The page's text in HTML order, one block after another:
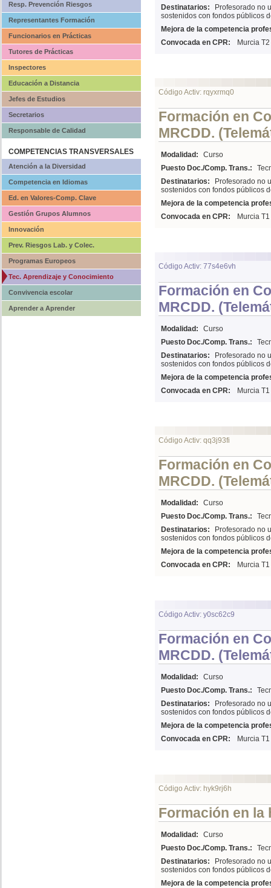
Resp. Prevención Riesgos
Representantes Formación
Funcionarios en Prácticas
Tutores de Prácticas
Inspectores
Educación a Distancia
Jefes de Estudios
Secretarios
Responsable de Calidad
COMPETENCIAS TRANSVERSALES
Atención a la Diversidad
Competencia en Idiomas
Ed. en Valores-Comp. Clave
Gestión Grupos Alumnos
Innovación
Prev. Riesgos Lab. y Colec.
Programas Europeos
Tec. Aprendizaje y Conocimiento
Convivencia escolar
Aprender a Aprender
Destinatarios:
Profesorado no
sostenidos con fondos públicos
Mejora de la competencia
Convocada en CPR:
Murcia T2
Código Activ: rqyxrmq0
Formación en
MRCDD.
Modalidad:
Curso
Puesto Doc./Comp. Trans.:
Destinatarios:
Profesorado no
sostenidos con fondos públicos
Mejora de la competencia
Convocada en CPR:
Murcia T1
Código Activ: 77s4e6vh
Formación en
MRCDD.
Modalidad:
Curso
Puesto Doc./Comp. Trans.:
Destinatarios:
Profesorado no
sostenidos con fondos públicos
Mejora de la competencia
Convocada en CPR:
Murcia T1
Código Activ: qq3j93fi
Formación en
MRCDD.
Modalidad:
Curso
Puesto Doc./Comp. Trans.:
Destinatarios:
Profesorado no
sostenidos con fondos públicos
Mejora de la competencia
Convocada en CPR:
Murcia T1
Código Activ: y0sc62c9
Formación en
MRCDD.
Modalidad:
Curso
Puesto Doc./Comp. Trans.:
Destinatarios:
Profesorado no
sostenidos con fondos públicos
Mejora de la competencia
Convocada en CPR:
Murcia T1
Código Activ: hyk9rj6h
Formación en la
Modalidad:
Curso
Puesto Doc./Comp. Trans.:
Destinatarios:
Profesorado no
sostenidos con fondos públicos
Mejora de la competencia